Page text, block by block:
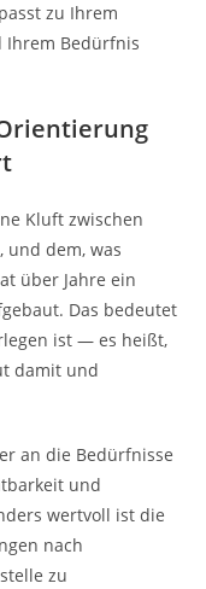
zu Ihrem
Ihrem Bedürfnis
Kluft zwischen
und dem, was
über Jahre ein
Das bedeutet
ist — es heißt,
damit und
an die Bedürfnisse
und
wertvoll ist die
nach
zu